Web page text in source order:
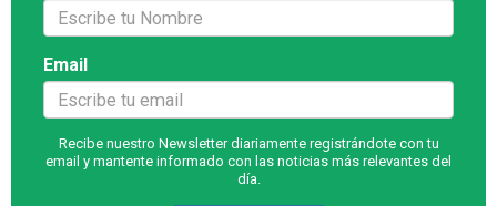
Email
Recibe nuestro Newsletter diariamente registrándote con tu
email y mantente informado con las noticias más relevantes del
día.